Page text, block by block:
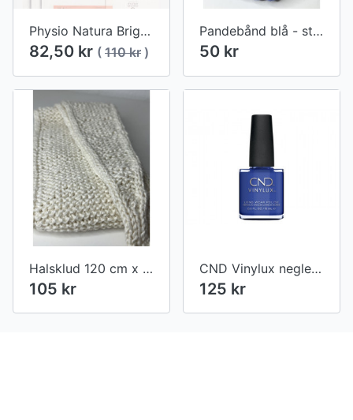
Physio Natura Brightening eye contour patches 1 sæt (2 eyepads)
82,50 kr ( 110 kr )
Pandebånd blå - strikket
50 kr
Halsklud 120 cm x 11 cm lys råhvid - strikket
105 kr
CND Vinylux neglelak Blue Eyeshadow #238
125 kr